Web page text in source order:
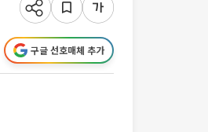
구글 선호매체 추가